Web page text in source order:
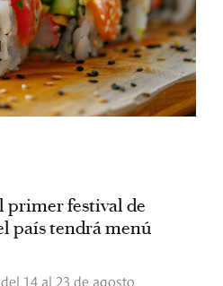
primer festival de
país tendrá menú
14 al 23 de agosto